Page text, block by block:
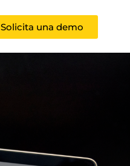
Solicita una demo